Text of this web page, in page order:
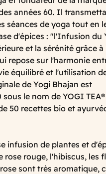
années 60. Il
séances de yoga tout en
d'épices : "l'Infusion du
et la sérénité grâce à
repose sur l'harmonie
équilibré et l'utilisation
de Yogi Bhajan est
le nom de YOGI TEA®
50 recettes bio et
infusion de plantes et
rouge, l'hibiscus, les
sont très aromatique,